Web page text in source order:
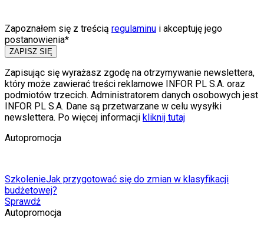
Zapoznałem się z treścią regulaminu i akceptuję jego
postanowienia*
ZAPISZ SIĘ
Zapisując się wyrażasz zgodę na otrzymywanie newslettera,
który może zawierać treści reklamowe INFOR PL S.A. oraz
podmiotów trzecich. Administratorem danych osobowych jest
INFOR PL S.A. Dane są przetwarzane w celu wysyłki
newslettera. Po więcej informacji kliknij tutaj
Autopromocja
SzkolenieJak przygotować się do zmian w klasyfikacji
budżetowej?
Sprawdź
Autopromocja